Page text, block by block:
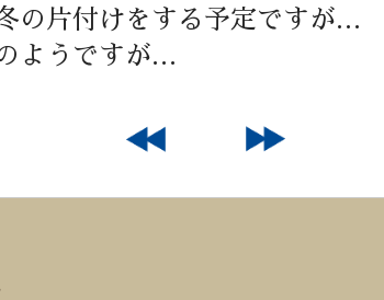
の片付けをする予定ですが…
ようですが…